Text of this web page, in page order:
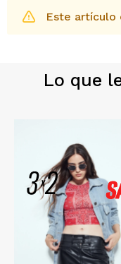
Este artículo
Lo que